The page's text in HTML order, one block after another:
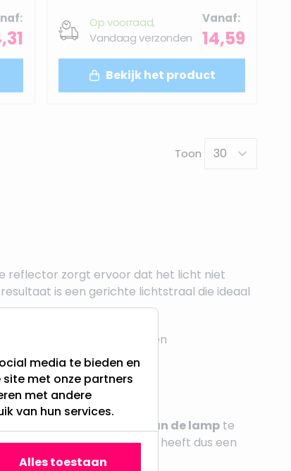
Op voorraad,
Vandaag verzonden
Vanaf
14,59
Bekijk het product
Toon
reflector zorgt ervoor dat het licht niet
is een gerichte lichtstraal die ideaal
wandspots, tafellampen en
vergeten de diameter van de lamp te
in millimeters. Een R50 heeft dus een
media te bieden en
met onze partners
met andere
van hun services.
Alles toestaan